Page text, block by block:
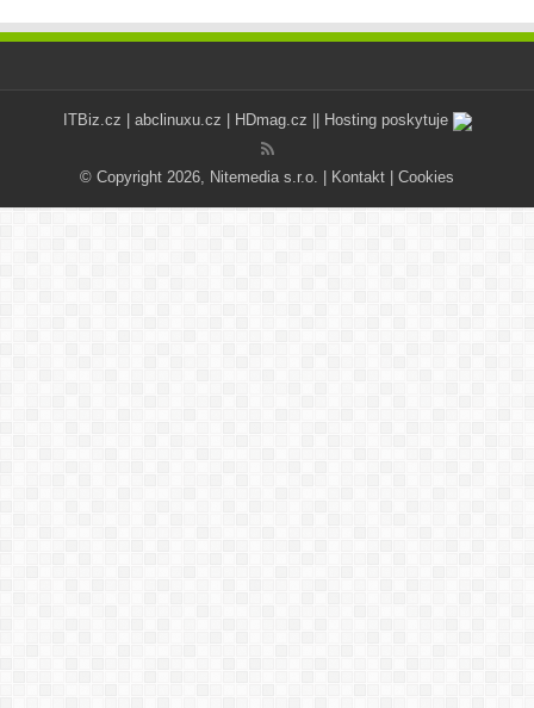
ITBiz.cz abclinuxu.cz HDmag.cz || Hosting poskytuje
© Copyright 2026, Nitemedia s.r.o. | Kontakt Cookies